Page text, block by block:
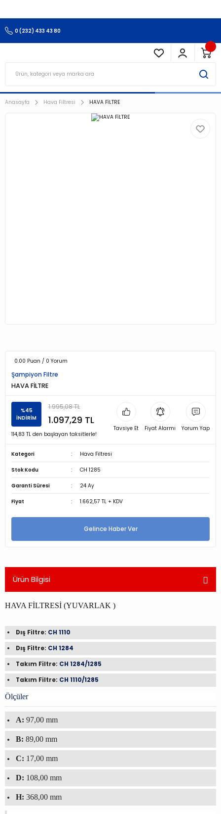
0 (232) 433 43 80
Anasayfa Hava Filtresi HAVA FİLTRE
0.00 Puan / 0 Yorum
Şampiyon Filtre
HAVA FİLTRE
%45
İNDİRİM
1.995,08 TL
1.097,29 TL
114,83 TL den başlayan taksitlerle!
Tavsiye Et Fiyat Alarmı Yorum Yap
Kategori Hava Filtresi
Stok Kodu CH 1285
Garanti Süresi 24 Ay
Fiyat 1.662,57 TL + KDV
Gelince Haber Ver
Ürün Bilgisi
HAVA FİLTRESİ (YUVARLAK )
Dış Filtre: CH 1110
Dış Filtre: CH 1284
Takım Filtre: CH 1284/1285
Takım Filtre: CH 1110/1285
Ölçüler
A: 97,00 mm
B: 89,00 mm
C: 17,00 mm
D: 108,00 mm
H: 368,00 mm